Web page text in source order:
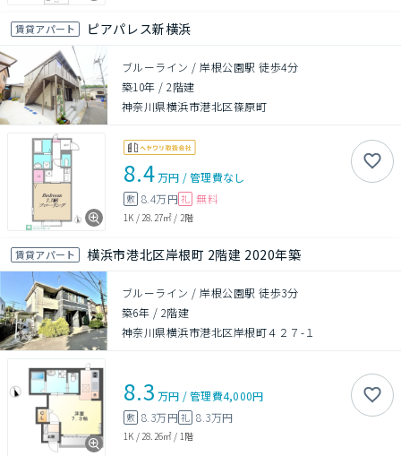
賃貸アパート ピアパレス新横浜
ブルーライン / 岸根公園駅 徒歩4分
築10年 /2階建
神奈川県横浜市港北区篠原町
8.4万円 /管理費なし
敷 8.4万円 礼 無料
1K /28.27㎡ / 2階
賃貸アパート 横浜市港北区岸根町 2階建 2020年築
ブルーライン / 岸根公園駅 徒歩3分
築6年 / 2階建
神奈川県横浜市港北区岸根町４２７-１
8.3 万円 /管理費4,000円
敷 8.3万円礼 8.3万円
1K / 28.26㎡ / 1階